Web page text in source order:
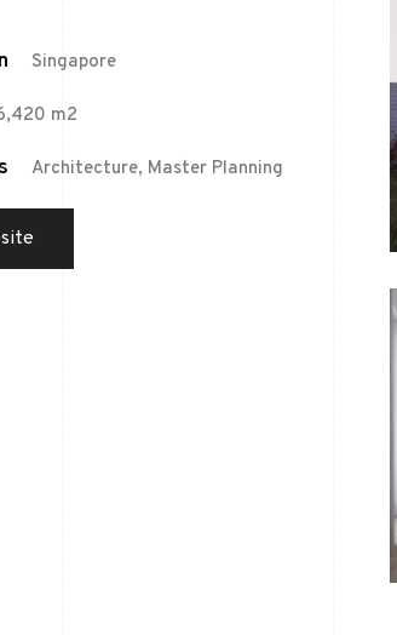
Singapore
m2
Architecture, Master Planning